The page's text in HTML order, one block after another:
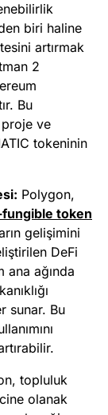
biri haline
artırmak
2
Bu
ve
tokeninin
Polygon,
token
gelişimini
DeFi
ana ağında
sunar. Bu
topluluk
olanak